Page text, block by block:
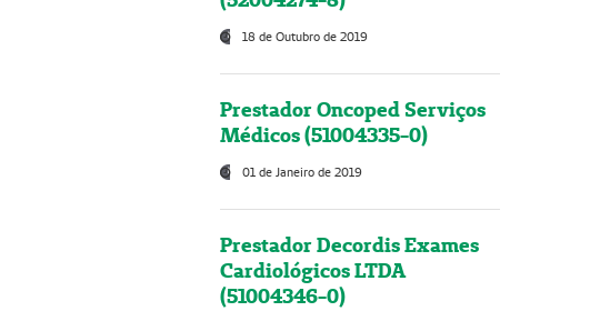
18 de Outubro de 2019
Prestador Oncoped Serviços
Médicos (51004335-0)
01 de Janeiro de 2019
Prestador Decordis Exames
Cardiológicos LTDA
(51004346-0)